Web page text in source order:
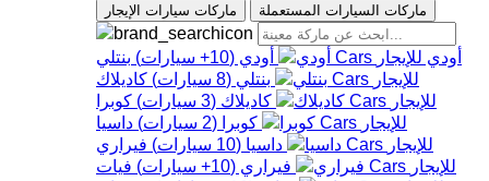
ماركات سيارات الإيجار ماركات السيارات المستعملة
أودي أودي (
10+ سيارات) بنتلي
بنتلي (
8 سيارات) كاديلاك
كاديلاك (
3 سيارات) كوبرا
كوبرا (
2 سيارات) داسيا
داسيا (
10 سيارات) فيراري
فيراري (
10+ سيارات) فيات